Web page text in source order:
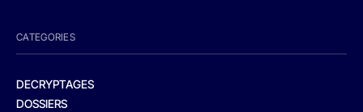
CATEGORIES
DECRYPTAGES
DOSSIERS